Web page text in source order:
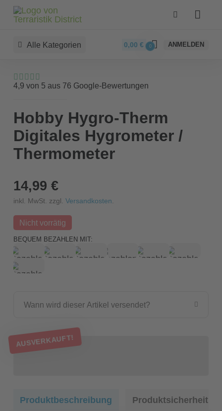
Alle Kategorien 0,00€ 0 ANMELDEN
4,9 von 5 aus 76 Google-Bewertungen
Hobby Hygro-Therm
Digitales Hygrometer /
Thermometer
14,99 €
inkl. MwSt. zzgl. Versandkosten
Nicht vorrätig
BEQUEM BEZAHLEN MIT:
Wann wird dieser Artikel versendet?
AUSVERKAUFT!
Produktbeschreibung Produktsicherheit